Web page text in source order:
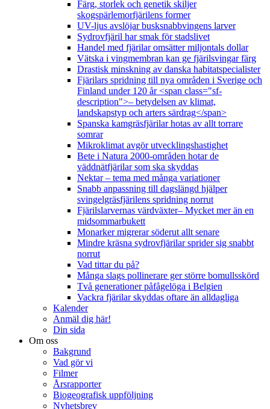
Färg, storlek och genetik skiljer
skogspärlemorfjärilens former
UV-ljus avslöjar busksnabbvingens larver
Sydrovfjäril har smak för stadslivet
Handel med fjärilar omsätter miljontals dollar
Vätska i vingmembran kan ge fjärilsvingar färg
Drastisk minskning av danska habitatspecialister
Fjärilars spridning till nya områden i Sverige och
Finland under 120 år <span class="sf-
description">– betydelsen av klimat,
landskapstyp och arters särdrag</span>
Spanska kamgräsfjärilar hotas av allt torrare
somrar
Mikroklimat avgör utvecklingshastighet
Bete i Natura 2000-områden hotar de
väddnätfjärilar som ska skyddas
Nektar – tema med många variationer
Snabb anpassning till dagslängd hjälper
svingelgräsfjärilens spridning norrut
Fjärilslarvernas värdväxter– Mycket mer än en
midsommarbukett
Monarker migrerar söderut allt senare
Mindre kräsna sydrovfjärilar sprider sig snabbt
norrut
Vad tittar du på?
Många slags pollinerare ger större bomullsskörd
Två generationer påfågelöga i Belgien
Vackra fjärilar skyddas oftare än alldagliga
Kalender
Anmäl dig här!
Din sida
Om oss
Bakgrund
Vad gör vi
Filmer
Årsrapporter
Biogeografisk uppföljning
Nyhetsbrev